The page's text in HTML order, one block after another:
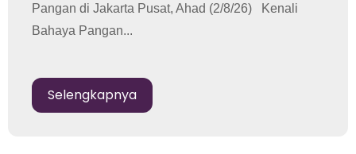
Pangan di Jakarta Pusat, Ahad (2/8/26) Kenali
Bahaya Pangan...
Selengkapnya